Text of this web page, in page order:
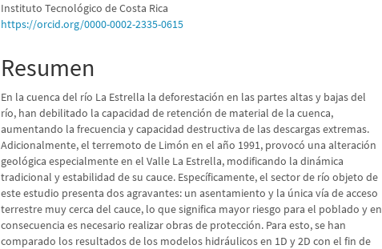
Instituto Tecnológico de Costa Rica
https://orcid.org/0000-0002-2335-0615
Resumen
En la cuenca del río La Estrella la deforestación en las partes altas y bajas del
río, han debilitado la capacidad de retención de material de la cuenca,
aumentando la frecuencia y capacidad destructiva de las descargas extremas.
Adicionalmente, el terremoto de Limón en el año 1991, provocó una alteración
geológica especialmente en el Valle La Estrella, modificando la dinámica
tradicional y estabilidad de su cauce. Específicamente, el sector de río objeto de
este estudio presenta dos agravantes: un asentamiento y la única vía de acceso
terrestre muy cerca del cauce, lo que significa mayor riesgo para el poblado y en
consecuencia es necesario realizar obras de protección. Para esto, se han
comparado los resultados de los modelos hidráulicos en 1D y 2D con el fin de